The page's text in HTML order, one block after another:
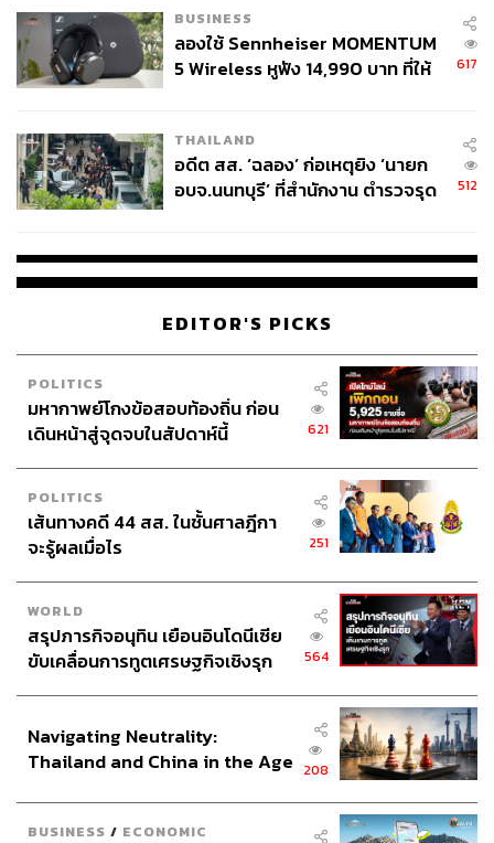
BUSINESS
ลองใช้ Sennheiser MOMENTUM
5 Wireless หูฟัง 14,990 บาท ที่ให้
617
THAILAND
อดีต สส. ‘ฉลอง’ ก่อเหตุยิง ‘นายก
อบจ.นนทบุรี’ ที่สำนักงาน ตำรวจรุด
512
EDITOR'S PICKS
POLITICS
มหากาพย์โกงข้อสอบท้องถิ่น ก่อน
เดินหน้าสู่จุดจบในสัปดาห์นี้
621
POLITICS
เส้นทางคดี 44 สส. ในชั้นศาลฎีกา
จะรู้ผลเมื่อไร
251
WORLD
สรุปภารกิจอนุทิน เยือนอินโดนีเซีย
ขับเคลื่อนการทูตเศรษฐกิจเชิงรุก
564
Navigating Neutrality:
Thailand and China in the Age
208
BUSINESS / ECONOMIC